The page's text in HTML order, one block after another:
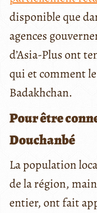
disponible que
agences
d’Asia-Plus ont
qui et comment
Badakhchan.
Pour être
Douchanbé
La population
de la région,
entier, ont fait